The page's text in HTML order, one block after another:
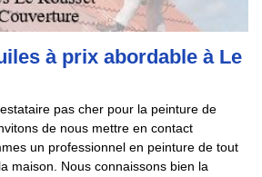
à prix abordable à Le
pas cher pour la peinture de
de nous mettre en contact
un professionnel en peinture de tout
maison. Nous connaissons bien la